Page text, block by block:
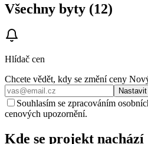
Všechny byty (12)
Hlídač cen
Chcete vědět, kdy se změní ceny
Souhlasím se zpracováním
cenových upozornění.
Kde se projekt nachází